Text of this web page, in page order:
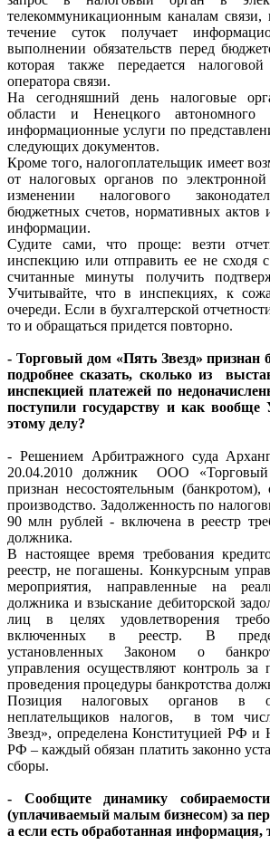
телекоммуникационным каналам связи,
течение суток получает
выполнении обязательств перед
которая также передается
оператора связи.
На сегодняшний день налоговые
области и Ненецкого автономного
информационные услуги по
следующих документов.
Кроме того, налогоплательщик имеет
от налоговых органов по
изменении налогового
бюджетных счетов, нормативных актов
информации.
Судите сами, что проще: везти
инспекцию или отправить ее не сходя
считанные минуты получить
Учитывайте, что в инспекциях, к
очереди. Если в бухгалтерской
то и обращаться придется повторно.
- Торговый дом «Пять Звезд» признан
подробнее сказать, сколько из
инспекцией платежей по
поступили государству и как
этому делу?
- Решением Арбитражного суда
20.04.2010 должник ООО «Торговый
признан несостоятельным (банкротом),
производство. Задолженность по
90 млн рублей - включена в реестр
должника.
В настоящее время требования
реестр, не погашены. Конкурсным
мероприятия, направленные на
должника и взыскание дебиторской
лиц в целях удовлетворения
включенных в реестр. В
установленных Законом о
управления осуществляют контроль за
проведения процедуры банкротства
Позиция налоговых органов в
неплательщиков налогов, в том
Звезд», определена Конституцией РФ и
РФ – каждый обязан платить законно
сборы.
- Сообщите динамику
(уплачиваемый малым бизнесом) за
а если есть обработанная информация,